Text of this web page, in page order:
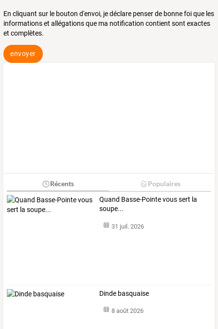
En cliquant sur le bouton d'envoi, je déclare penser de bonne foi que les
informations et allégations que ma notification contient sont exactes
et complètes.
envoyer
Récents Populaires
Quand Basse-Pointe vous sert la
soupe...
31 juil. 2026
Dinde basquaise
8 août 2026